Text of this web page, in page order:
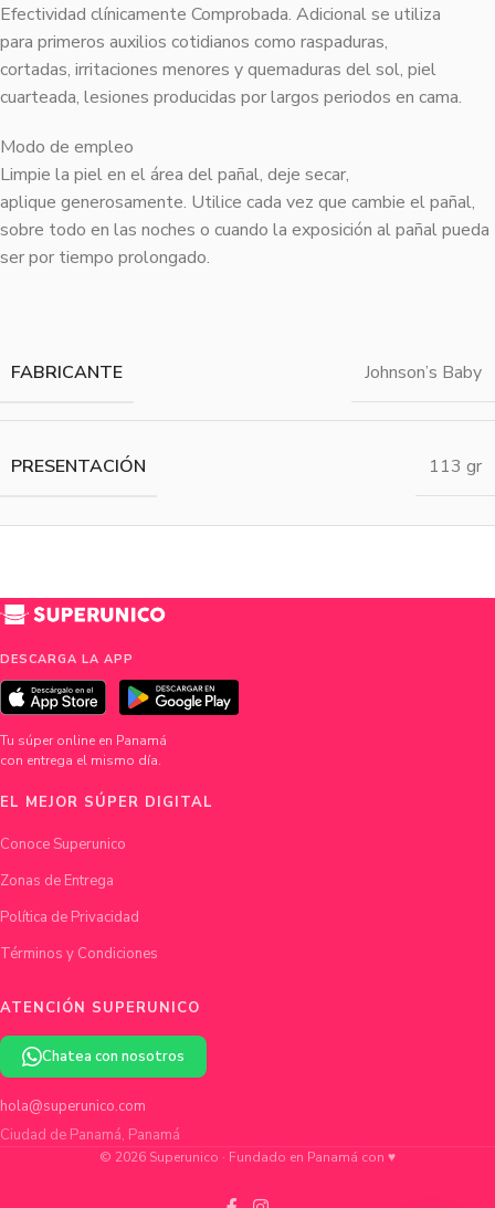
Efectividad clínicamente Comprobada. Adicional se utiliza
para primeros auxilios cotidianos como raspaduras,
cortadas, irritaciones menores y quemaduras del sol, piel
cuarteada, lesiones producidas por largos periodos en cama.
Modo de empleo
Limpie la piel en el área del pañal, deje secar,
aplique generosamente. Utilice cada vez que cambie el pañal,
sobre todo en las noches o cuando la exposición al pañal pueda
ser por tiempo prolongado.
FABRICANTE Johnson’s Baby
PRESENTACIÓN 113 gr
DESCARGA LA APP
Tu súper online en Panamá
con entrega el mismo día.
EL MEJOR SÚPER DIGITAL
Conoce Superunico
Zonas de Entrega
Política de Privacidad
Términos y Condiciones
ATENCIÓN SUPERUNICO
Chatea con nosotros
hola@superunico.com
Ciudad de Panamá, Panamá
© 2026 Superunico · Fundado en Panamá con ♥